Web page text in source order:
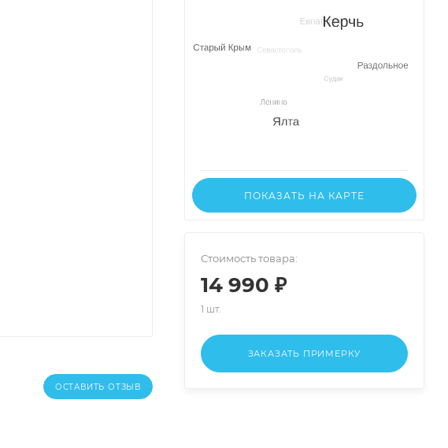
ОСТАВИТЬ ОТЗЫВ
ПОКАЗАТЬ НА КАРТЕ
Стоимость товара:
14 990 ₽
1 шт.
ЗАКАЗАТЬ ПРИМЕРКУ